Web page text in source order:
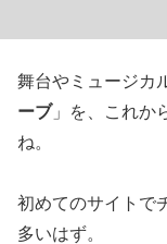
舞台やミュージカ
ーブ」を、これか
ね。
初めてのサイトで
多いはず。